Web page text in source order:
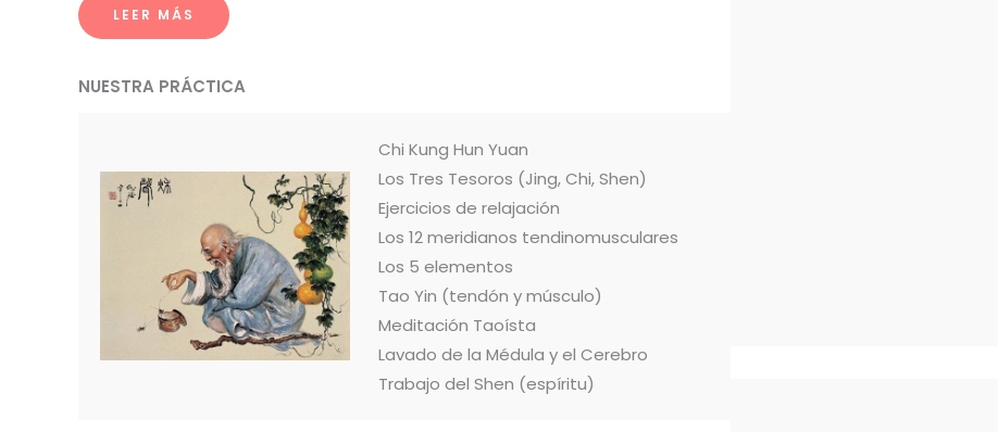
LEER MÁS
NUESTRA PRÁCTICA
Chi Kung Hun Yuan
Los Tres Tesoros (Jing, Chi, Shen)
Ejercicios de relajación
Los 12 meridianos tendinomusculares
Los 5 elementos
Tao Yin (tendón y músculo)
Meditación Taoísta
Lavado de la Médula y el Cerebro
Trabajo del Shen (espíritu)